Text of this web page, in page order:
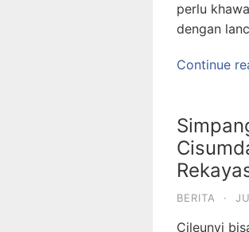
perlu
dengan
Continue
BERITA ·
Cileunyi